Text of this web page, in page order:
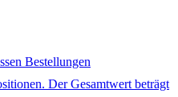
Bestellungen
Der Gesamtwert beträgt